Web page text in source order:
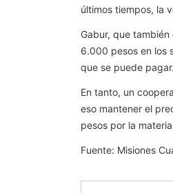
últimos tiempos, la
Gabur, que
6.000 pesos en los
que se puede
En tanto, un
eso mantener el
pesos por la
Fuente: Misiones